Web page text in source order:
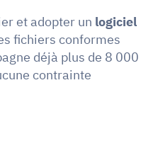
et adopter un logiciel
fichiers conformes
déjà plus de 8 000
contrainte